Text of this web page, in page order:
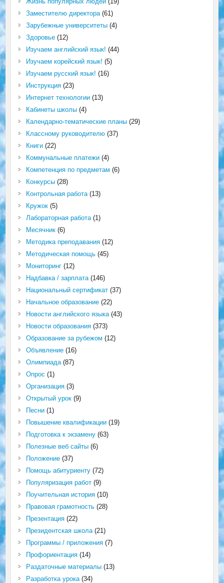
Заместителю директора(61)
Зарубежные университеты(4)
Здоровье(12)
Изучаем английский язык! (44)
Изучаем корейский язык! (5)
Изучаем русский язык! (16)
Инструкция(23)
Интернет технологии(13)
Кабинеты школы(4)
Календарно-тематические планы(29)
Классному руководителю(37)
Книги(22)
Коммунальные платежи(4)
Компетенция по предметам (6)
Конкурсы(28)
Контрольная работа(13)
Кружок(5)
Лабораторная работа(1)
Месячник(6)
Методика преподавания(12)
Методическая помощь(45)
Мониторинг(12)
Надбавка / зарплата(146)
Национальный сертификат(37)
Начальное образование(22)
Новости английского языка(43)
Новости образования(373)
Образование за рубежом (12)
Объявление(16)
Олимпиада(87)
Опрос (1)
Организация(3)
Открытый урок(9)
Песни(1)
Повышение квалификации(19)
Подготовка к экзамену(63)
Полезные веб сайты(6)
Положение(37)
Помощь абитуриенту(72)
Популяризация работ(9)
Поучительная история(10)
Правовая грамотность(28)
Презентация(22)
Президентская школа(21)
Программы / приложения(7)
Профориентация(14)
Раздаточные материалы(13)
Разработка урока(34)